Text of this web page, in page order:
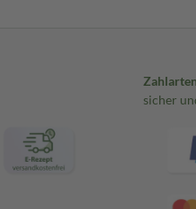
Zahlarten
sicher